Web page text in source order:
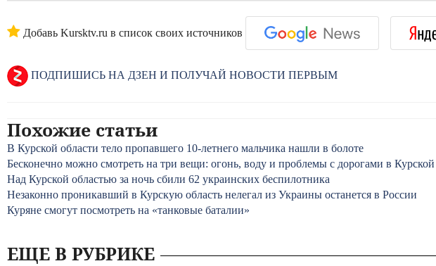
Добавь Kursktv.ru в список своих источников
ПОДПИШИСЬ НА ДЗЕН И ПОЛУЧАЙ НОВОСТИ ПЕРВЫМ
Похожие статьи
В Курской области тело пропавшего 10-летнего мальчика нашли в болоте
Бесконечно можно смотреть на три вещи: огонь, воду и проблемы с дорогами в Курской
Над Курской областью за ночь сбили 62 украинских беспилотника
Незаконно проникавший в Курскую область нелегал из Украины останется в России
Куряне смогут посмотреть на «танковые баталии»
ЕЩЕ В РУБРИКЕ